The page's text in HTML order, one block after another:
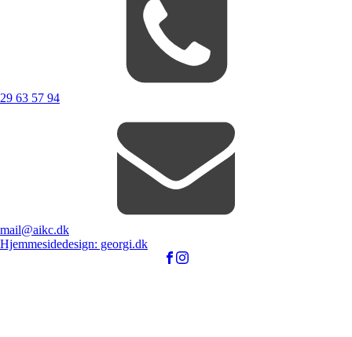
29 63 57 94
mail@aikc.dk
Hjemmesidedesign: georgi.dk